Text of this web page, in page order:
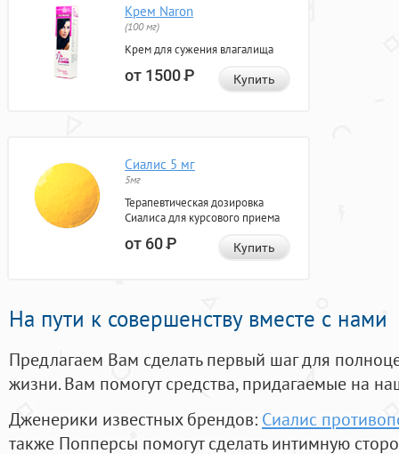
Крем Naron
(100 мг)
Крем для сужения влагалища
от 1500Р Купить
Сиалис 5 мг
5мг
Терапевтическая дозировка
Сиалиса для курсового приема
от 60Р Купить
На пути к совершенству вместе с нами
Предлагаем Вам сделать первый шаг для
жизни. Вам помогут средства, придагаемые на
Дженерики известных брендов: Сиалис
также Попперсы помогут сделать интимную